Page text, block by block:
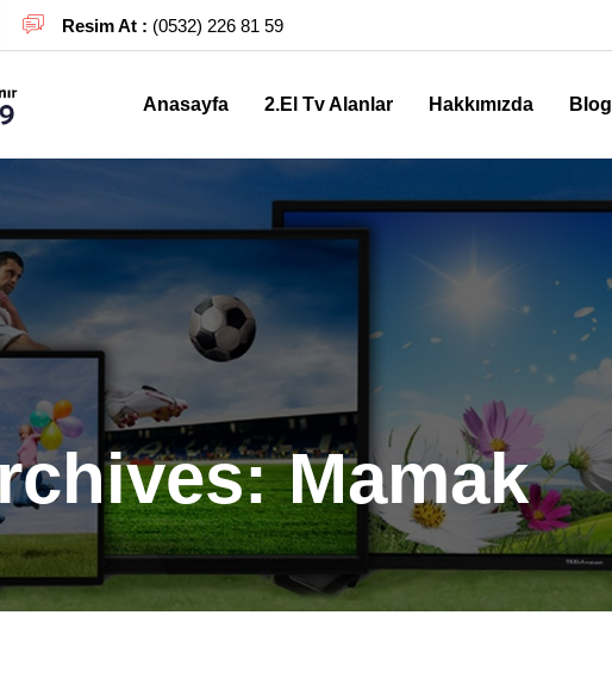
Resim At : (0532) 226 81 59
Anasayfa 2.El Tv Alanlar Hakkımızda Blog
Mamak